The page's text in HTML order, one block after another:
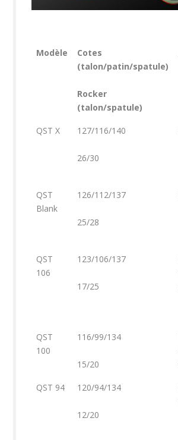
Modèle
Cotes
(talon/patin/spatule)
Rocker
(talon/spatule)
QST X 127/116/140
26/30
QST
Blank
126/112/137
25/28
QST
106
123/106/137
17/25
QST
100
116/99/134
15/20
QST 94 120/94/134
12/20